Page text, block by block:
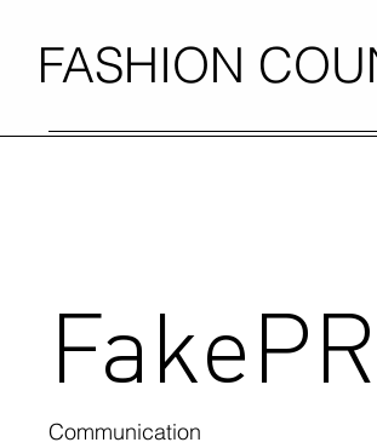
FASHION
FakePR
Communication